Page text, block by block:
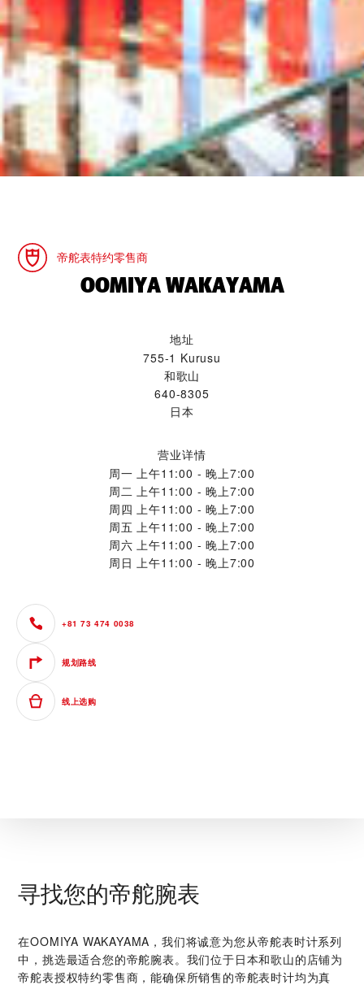
帝舵表特约零售商
‭OOMIYA WAKAYAMA‬
地址
755-1 Kurusu
和歌山
640-8305
日本
营业详情
周一 上午11:00 - 晚上7:00
周二
上午11:00 - 晚上7:00
周四 上午11:00 - 晚上7:00
周五 上午11:00 - 晚上7:00
周六 上午11:00 - 晚上7:00
周日
上午11:00 - 晚上7:00
+81 73 474 0038
规划路线
线上选购
寻找您的帝舵腕表
在‭OOMIYA WAKAYAMA‬，我们将诚意为您从帝舵表时计系列
中，挑选最适合您的帝舵腕表。我们位于日本和歌山的店铺为
帝舵表授权特约零售商，能确保所销售的帝舵表时计均为真